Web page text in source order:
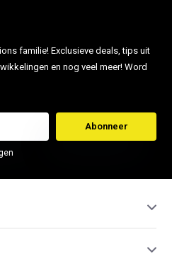
familie! Exclusieve deals, tips uit
en nog veel meer! Word
Abonneer